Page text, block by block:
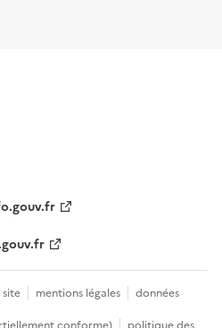
site mentions légales
données